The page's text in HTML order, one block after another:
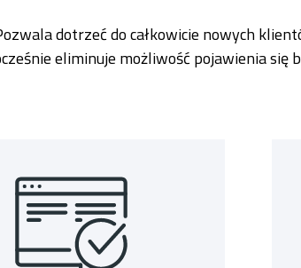
dotrzeć do całkowicie nowych
eliminuje możliwość pojawienia się